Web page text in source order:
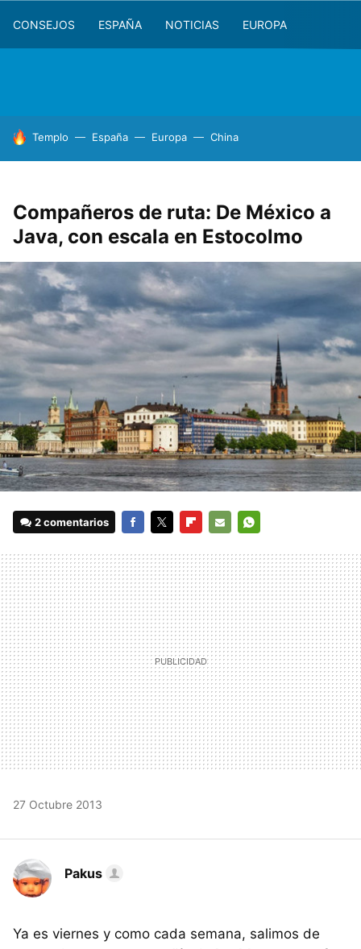
CONSEJOS ESPAÑA NOTICIAS EUROPA
HOY SE HABLA DE
Templo España Europa China
Compañeros de ruta: De México a
Java, con escala en Estocolmo
2 comentarios
MAIL
27 Octubre 2013
Pakus
Ya es viernes y como cada semana, salimos de